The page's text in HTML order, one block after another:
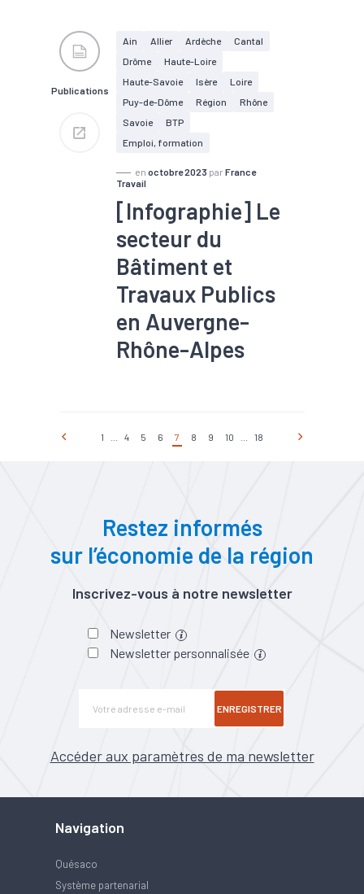
#Métier
#Population
Publications
Ain Allier Ardèche
Cantal
Drôme
Haute-Loire
Haute-Savoie
Isère
Loire
Puy-de-Dôme
Région
Rhône
Savoie
BTP
Emploi, formation
en octobre 2023 par France
Travail
[Infographie] Le
secteur du
Bâtiment et
Travaux Publics
en Auvergne-
Rhône-Alpes
#Métier
#Recrutement
#Travaux publics
8,3 % des effectifs salariés
régionaux
20 100 demandeurs d’emploi
77 % projets de recrutement
entreprises du secteur
1 4 5 6 7 8 9 10 18
Restez informés
sur l’économie de la région
Inscrivez-vous à notre newsletter
Newsletter
Newsletter personnalisée
ENREGISTRER
Accéder aux paramètres de ma newsletter
Navigation
Quésaco
Système partenarial